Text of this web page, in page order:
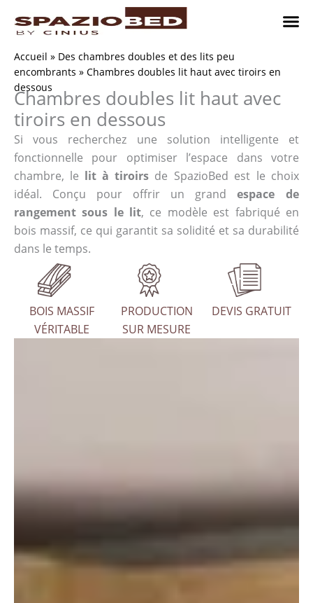
Accueil » Des chambres doubles et des lits peu
encombrants » Chambres doubles lit haut avec tiroirs en
dessous
Chambres doubles lit haut avec
tiroirs en dessous
Si vous recherchez une solution intelligente et
fonctionnelle pour optimiser l’espace dans votre
chambre, le lit à tiroirs de SpazioBed est le choix
idéal. Conçu pour offrir un grand espace de
rangement sous le lit, ce modèle est fabriqué en
bois massif, ce qui garantit sa solidité et sa durabilité
dans le temps.
BOIS MASSIF
VÉRITABLE
PRODUCTION
SUR MESURE
DEVIS GRATUIT